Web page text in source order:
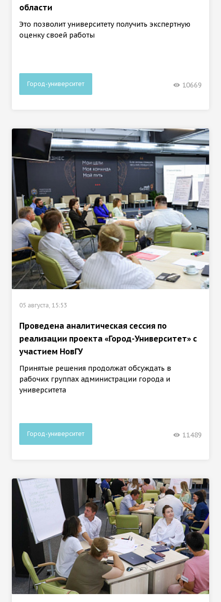
области
Это позволит университету получить экспертную
оценку своей работы
Город-университет 10669
05 августа, 15:53
Проведена аналитическая сессия по
реализации проекта «Город-Университет» с
участием НовГУ
Принятые решения продолжат обсуждать в
рабочих группах администрации города и
университета
Город-университет 11489